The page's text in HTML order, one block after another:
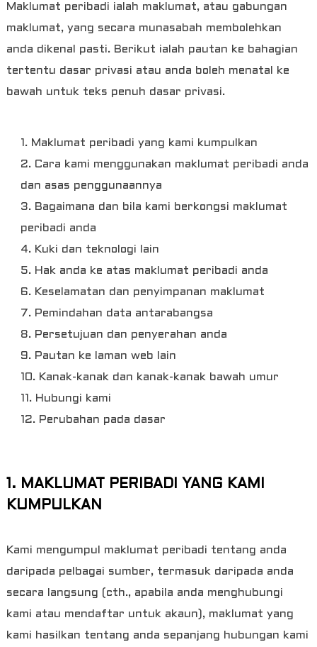
Maklumat peribadi ialah maklumat, atau gabungan
maklumat, yang secara munasabah membolehkan
anda dikenal pasti. Berikut ialah pautan ke bahagian
tertentu dasar privasi atau anda boleh menatal ke
bawah untuk teks penuh dasar privasi.
1. Maklumat peribadi yang kami kumpulkan
2. Cara kami menggunakan maklumat peribadi anda
dan asas penggunaannya
3. Bagaimana dan bila kami berkongsi maklumat
peribadi anda
4. Kuki dan teknologi lain
5. Hak anda ke atas maklumat peribadi anda
6. Keselamatan dan penyimpanan maklumat
7. Pemindahan data antarabangsa
8. Persetujuan dan penyerahan anda
9. Pautan ke laman web lain
10. Kanak-kanak dan kanak-kanak bawah umur
11. Hubungi kami
12. Perubahan pada dasar
1. MAKLUMAT PERIBADI YANG KAMI
KUMPULKAN
Kami mengumpul maklumat peribadi tentang anda
daripada pelbagai sumber, termasuk daripada anda
secara langsung (cth., apabila anda menghubungi
kami atau mendaftar untuk akaun), maklumat yang
kami hasilkan tentang anda sepanjang hubungan kami